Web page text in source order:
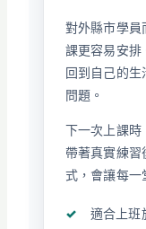
對外縣市學員
課更容易安排
回到自己的
問題。
下一次上課時
帶著真實練習
式，會讓每一
適合上班